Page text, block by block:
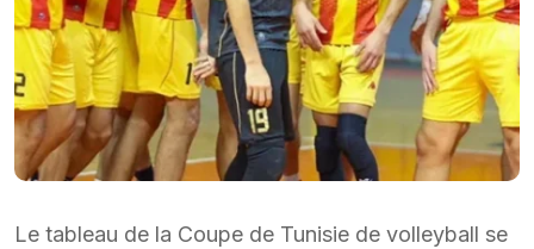
Le tableau de la Coupe de Tunisie de volleyball se